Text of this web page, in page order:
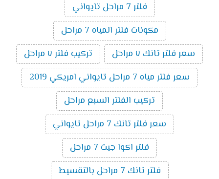
فلتر 7 مراحل تايواني
مكونات فلتر المياه 7 مراحل
سعر فلتر تانك ٧ مراحل
تركيب فلتر ٧ مراحل
سعر فلتر مياه 7 مراحل تايواني امريكي 2019
تركيب الفلتر السبع مراحل
سعر فلتر تانك 7 مراحل تايواني
فلتر اكوا جيت 7 مراحل
فلتر تانك 7 مراحل بالتقسيط